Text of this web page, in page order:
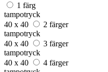
1 färg
tampotryck
40 x 40
2 färger
tampotryck
40 x 40
3 färger
tampotryck
40 x 40
4 färger